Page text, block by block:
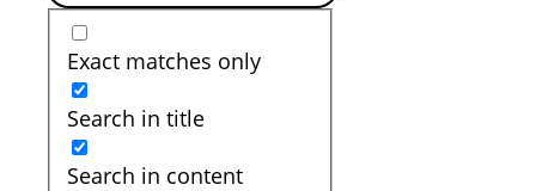
Exact matches only
Search in title
Search in content